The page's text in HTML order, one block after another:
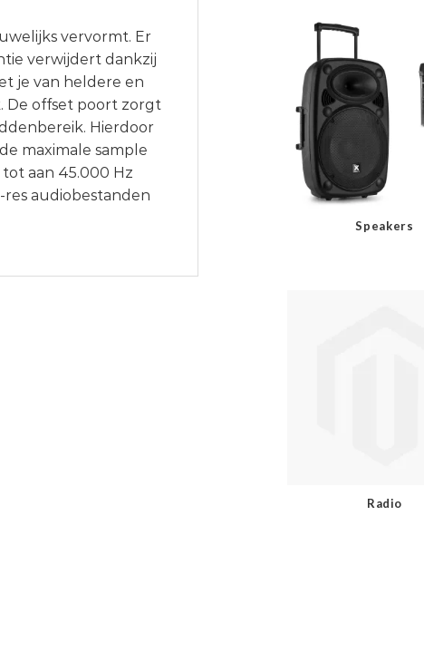
vervormt. Er
verwijdert dankzij
je van heldere en
De offset poort zorgt
Hierdoor
maximale sample
aan 45.000 Hz
res audiobestanden
Speakers
Radio